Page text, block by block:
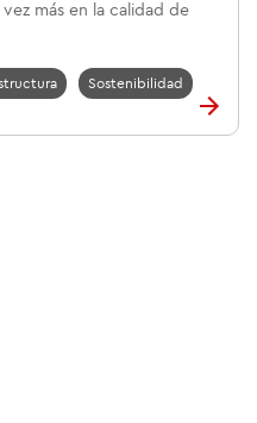
más en la calidad de
Sostenibilidad